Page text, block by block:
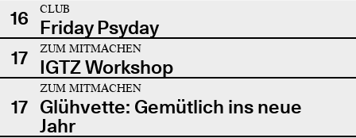
16
CLUB
Friday Psyday
17
ZUM MITMACHEN
IGTZ Workshop
17
ZUM MITMACHEN
Glühvette: Gemütlich ins neue
Jahr